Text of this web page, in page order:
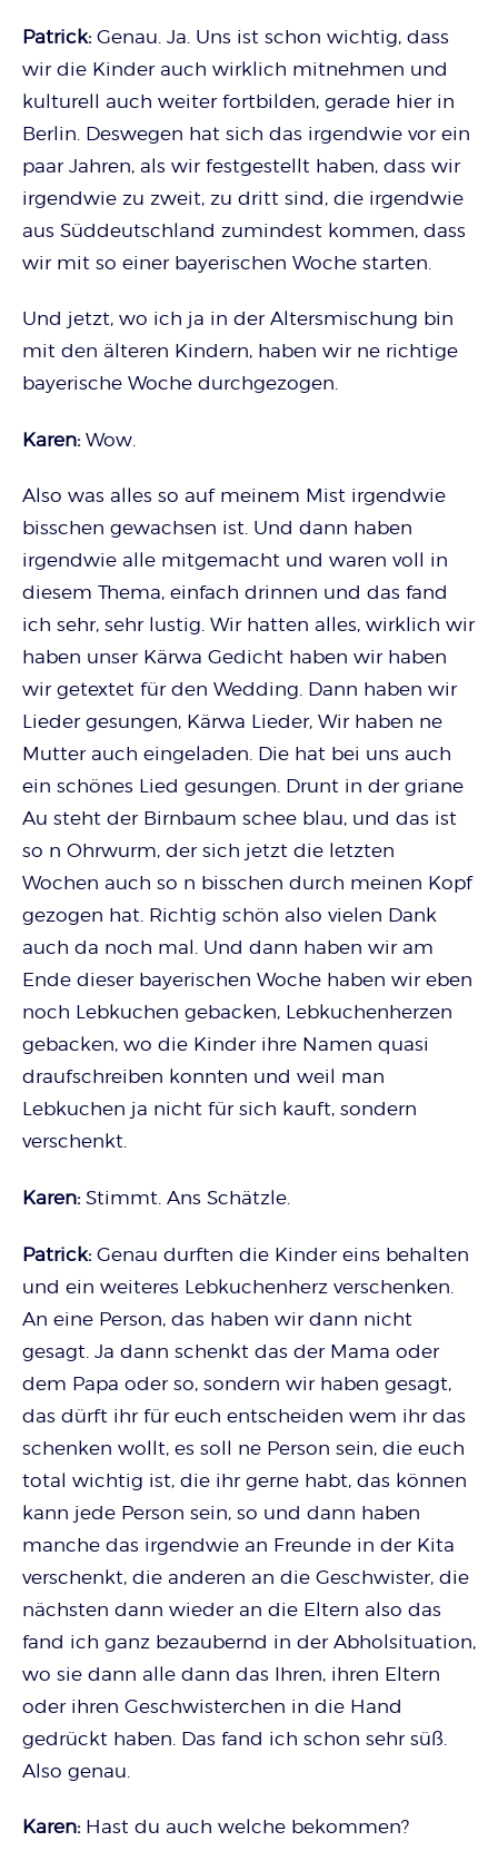
Patrick: Genau. Ja. Uns ist schon wichtig, dass
wir die Kinder auch wirklich mitnehmen und
kulturell auch weiter fortbilden, gerade hier in
Berlin. Deswegen hat sich das irgendwie vor ein
paar Jahren, als wir festgestellt haben, dass wir
irgendwie zu zweit, zu dritt sind, die irgendwie
aus Süddeutschland zumindest kommen, dass
wir mit so einer bayerischen Woche starten.
Und jetzt, wo ich ja in der Altersmischung bin
mit den älteren Kindern, haben wir ne richtige
bayerische Woche durchgezogen.
Karen: Wow.
Also was alles so auf meinem Mist irgendwie
bisschen gewachsen ist. Und dann haben
irgendwie alle mitgemacht und waren voll in
diesem Thema, einfach drinnen und das fand
ich sehr, sehr lustig. Wir hatten alles, wirklich wir
haben unser Kärwa Gedicht haben wir haben
wir getextet für den Wedding. Dann haben wir
Lieder gesungen, Kärwa Lieder, Wir haben ne
Mutter auch eingeladen. Die hat bei uns auch
ein schönes Lied gesungen. Drunt in der griane
Au steht der Birnbaum schee blau, und das ist
so n Ohrwurm, der sich jetzt die letzten
Wochen auch so n bisschen durch meinen Kopf
gezogen hat. Richtig schön also vielen Dank
auch da noch mal. Und dann haben wir am
Ende dieser bayerischen Woche haben wir eben
noch Lebkuchen gebacken, Lebkuchenherzen
gebacken, wo die Kinder ihre Namen quasi
draufschreiben konnten und weil man
Lebkuchen ja nicht für sich kauft, sondern
verschenkt.
Karen: Stimmt. Ans Schätzle.
Patrick: Genau durften die Kinder eins behalten
und ein weiteres Lebkuchenherz verschenken.
An eine Person, das haben wir dann nicht
gesagt. Ja dann schenkt das der Mama oder
dem Papa oder so, sondern wir haben gesagt,
das dürft ihr für euch entscheiden wem ihr das
schenken wollt, es soll ne Person sein, die euch
total wichtig ist, die ihr gerne habt, das können
kann jede Person sein, so und dann haben
manche das irgendwie an Freunde in der Kita
verschenkt, die anderen an die Geschwister, die
nächsten dann wieder an die Eltern also das
fand ich ganz bezaubernd in der Abholsituation,
wo sie dann alle dann das Ihren, ihren Eltern
oder ihren Geschwisterchen in die Hand
gedrückt haben. Das fand ich schon sehr süß.
Also genau.
Karen: Hast du auch welche bekommen?